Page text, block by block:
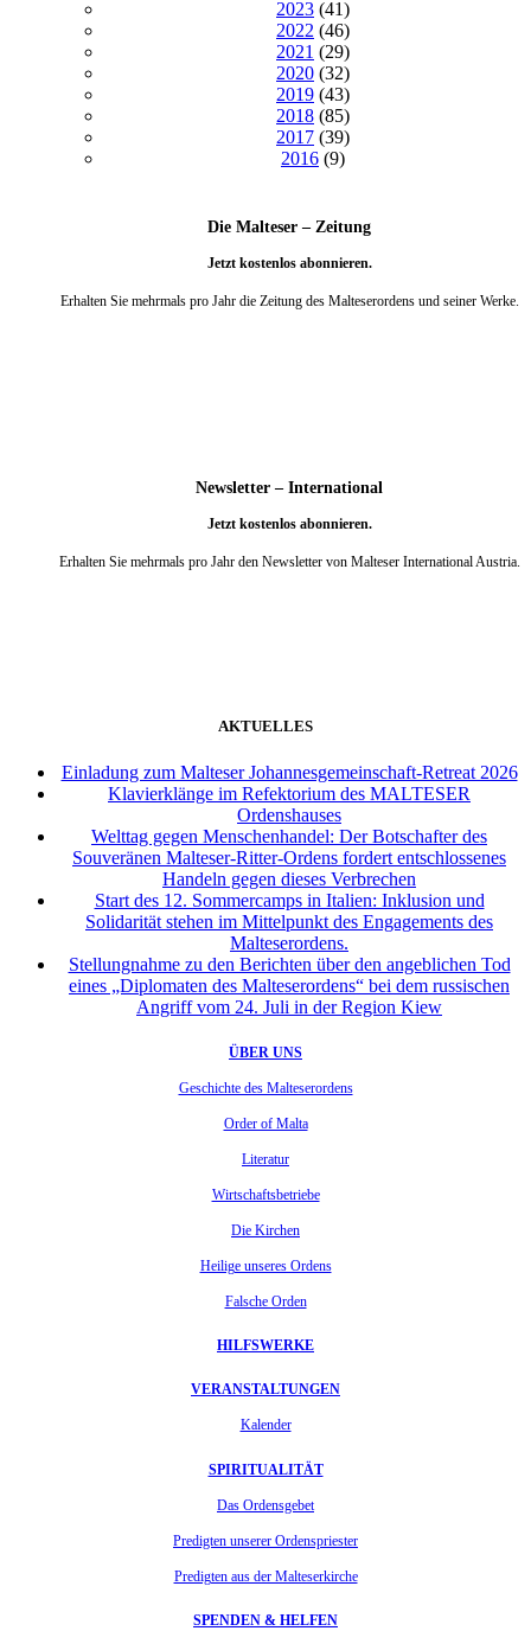
2023 (41)
2022 (46)
2021 (29)
2020 (32)
2019 (43)
2018 (85)
2017 (39)
2016 (9)
Die Malteser – Zeitung
Jetzt kostenlos abonnieren.
Erhalten Sie mehrmals pro Jahr die Zeitung des Malteserordens und seiner Werke.
Newsletter – International
Jetzt kostenlos abonnieren.
Erhalten Sie mehrmals pro Jahr den Newsletter von Malteser International Austria.
AKTUELLES
Einladung zum Malteser Johannesgemeinschaft-Retreat 2026
Klavierklänge im Refektorium des MALTESER
Ordenshauses
Welttag gegen Menschenhandel: Der Botschafter des
Souveränen Malteser-Ritter-Ordens fordert entschlossenes
Handeln gegen dieses Verbrechen
Start des 12. Sommercamps in Italien: Inklusion und
Solidarität stehen im Mittelpunkt des Engagements des
Malteserordens.
Stellungnahme zu den Berichten über den angeblichen Tod
eines „Diplomaten des Malteserordens“ bei dem russischen
Angriff vom 24. Juli in der Region Kiew
ÜBER UNS
Geschichte des Malteserordens
Order of Malta
Literatur
Wirtschaftsbetriebe
Die Kirchen
Heilige unseres Ordens
Falsche Orden
HILFSWERKE
VERANSTALTUNGEN
Kalender
SPIRITUALITÄT
Das Ordensgebet
Predigten unserer Ordenspriester
Predigten aus der Malteserkirche
SPENDEN & HELFEN